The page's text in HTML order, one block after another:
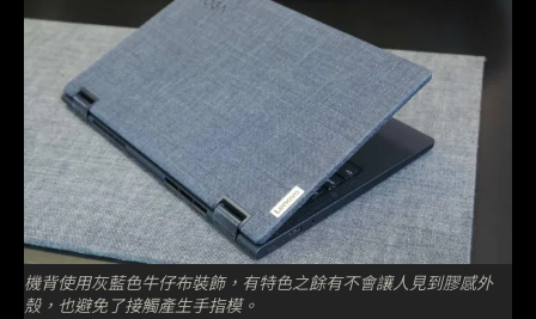
機背使用灰藍色牛仔布裝飾，有特色之餘有不會讓人見到膠感外
殼，也避免了接觸產生手指模。